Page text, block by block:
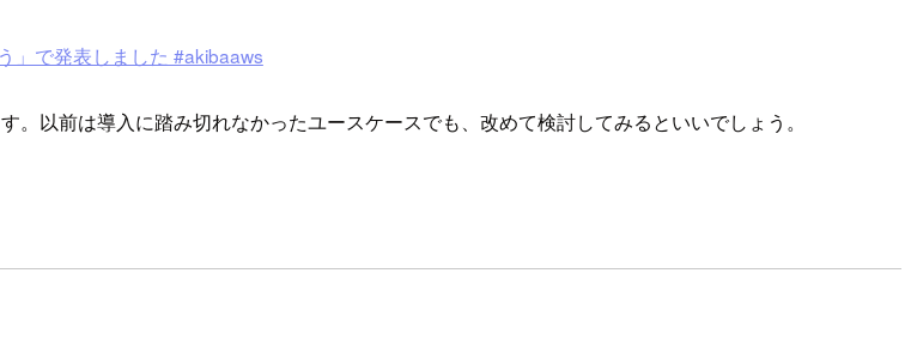
」で発表しました #akibaaws
以前は導入に踏み切れなかったユースケースでも、改めて検討してみるといいでしょう。